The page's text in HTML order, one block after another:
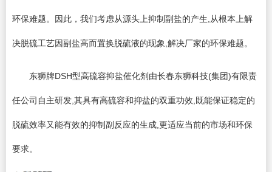
环保难题。因此，我们考虑从源头上抑制副盐的产生,从根本上解
决脱硫工艺因副盐高而置换脱硫液的现象,解决厂家的环保难题。
东狮牌DSH型高硫容抑盐催化剂由长春东狮科技(集团)有限责
任公司自主研发,其具有高硫容和抑盐的双重功效,既能保证稳定的
脱硫效率又能有效的抑制副反应的生成,更适应当前的市场和环保
要求。